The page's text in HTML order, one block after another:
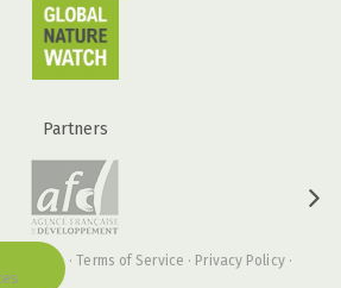
Partners
·Terms of Service · Privacy Policy·